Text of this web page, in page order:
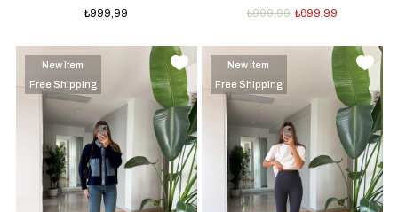
₺999,99 ₺699,99
₺999,99
New Item
Free Shipping
New Item
Free Shipping